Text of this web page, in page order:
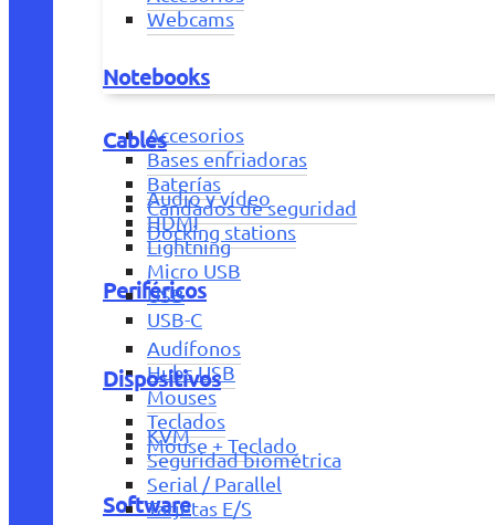
Webcams
Notebooks
Accesorios
Bases enfriadoras
Baterías
Candados de seguridad
Docking stations
Periféricos
Audífonos
Hubs USB
Mouses
Teclados
Mouse + Teclado
Software
Cables
Audio y vídeo
HDMI
Lightning
Micro USB
USB
USB-C
Dispositivos
KVM
Seguridad biométrica
Serial / Parallel
Tarjetas E/S